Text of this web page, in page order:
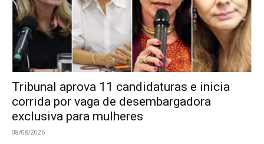
Tribunal aprova 11 candidaturas e inicia
corrida por vaga de desembargadora
exclusiva para mulheres
08/08/2026